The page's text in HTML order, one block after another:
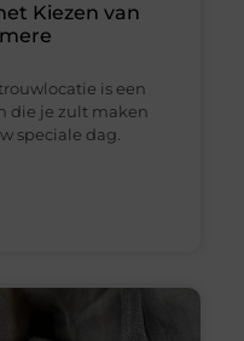
Kiezen van
is een
die je zult maken
speciale dag.